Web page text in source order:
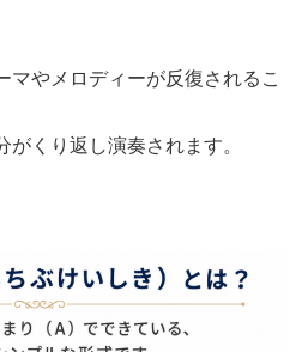
マやメロディーが反復されるこ
くり返し演奏されます。